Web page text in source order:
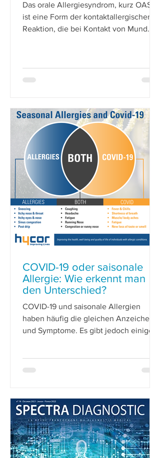
Das orale Allergiesyndrom, kurz OAS,
ist eine Form der kontaktallergischen
Reaktion, die bei Kontakt von Mund
COVID-19 oder saisonale
Allergie: Wie erkennt man
den Unterschied?
COVID-19 und saisonale Allergien
haben häufig die gleichen Anzeichen
und Symptome. Es gibt jedoch einige